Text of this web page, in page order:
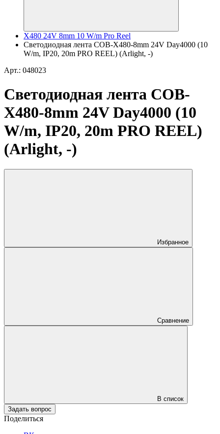
X480 24V 8mm 10 W/m Pro Reel
Светодиодная лента COB-X480-8mm 24V Day4000 (10
W/m, IP20, 20m PRO REEL) (Arlight, -)
Арт.: 048023
Светодиодная лента COB-
X480-8mm 24V Day4000 (10
W/m, IP20, 20m PRO REEL)
(Arlight, -)
Избранное
Сравнение
В список
Задать вопрос
Поделиться